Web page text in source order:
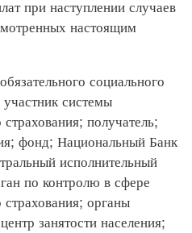
при наступлении случаев
настоящим
социального
системы
получатель;
фонд; Национальный Банк
исполнительный
по контролю в сфере
страхования; органы
занятости населения;